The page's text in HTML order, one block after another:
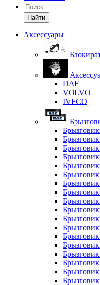
Найти
Аксессуары
DAF
VOLVO
IVECO